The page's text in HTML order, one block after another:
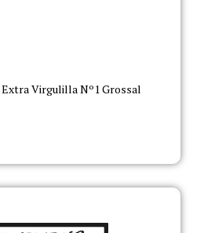
Virgulilla Nº1 Grossal